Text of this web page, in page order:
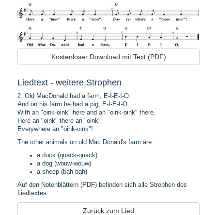
Kostenloser Download mit Text (PDF)
Liedtext - weitere Strophen
2. Old MacDonald had a farm, E-I-E-I-O.
And on his farm he had a pig, E-I-E-I-O.
With an "oink-oink" here and an "oink-oink" there.
Here an "oink" there an "oink"
Everywhere an "oink-oink"!
The other animals on old Mac Donald's farm are:
a duck (quack-quack)
a dog (wouw-wouw)
a sheep (bah-bah)
Auf den Notenblättern (PDF) befinden sich alle Strophen des
Liedtextes.
Zurück zum Lied